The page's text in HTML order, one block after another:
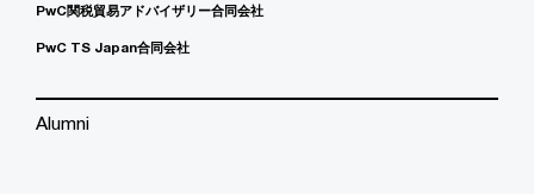
PwC関税貿易アドバイザリー合同会社
PwC TS Japan合同会社
Alumni